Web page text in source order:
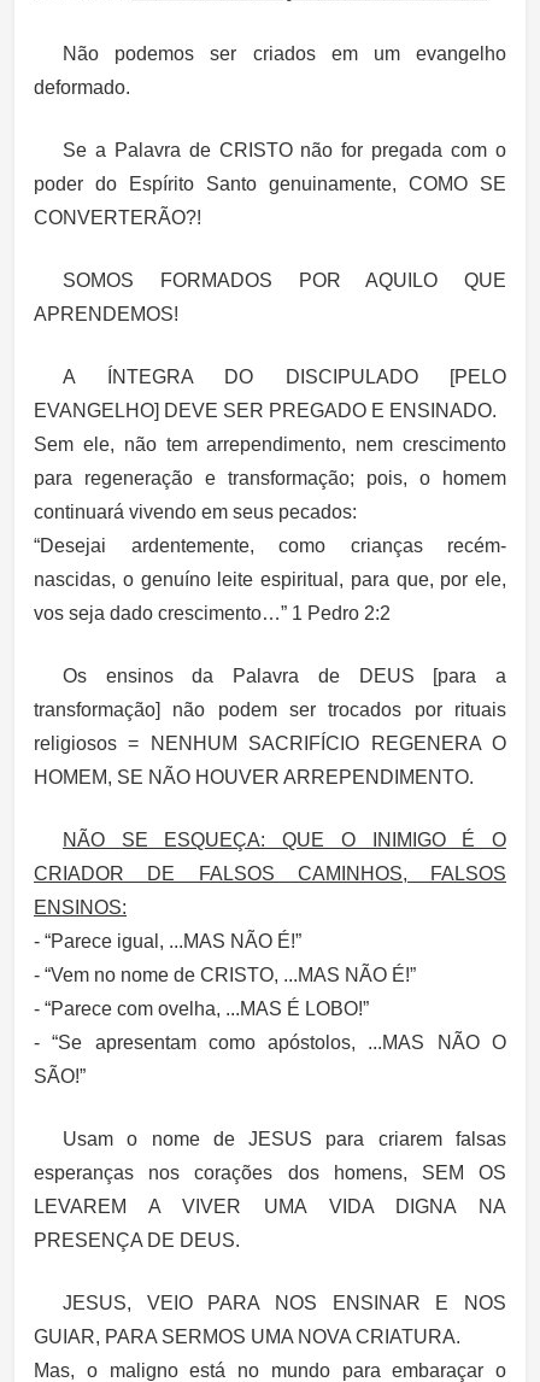
Não podemos ser criados em um evangelho
deformado.
Se a Palavra de CRISTO não for pregada com o
poder do Espírito Santo genuinamente, COMO SE
CONVERTERÃO?!
SOMOS FORMADOS POR AQUILO QUE
APRENDEMOS!
A ÍNTEGRA DO DISCIPULADO [PELO
EVANGELHO] DEVE SER PREGADO E ENSINADO.
Sem ele, não tem arrependimento, nem crescimento
para regeneração e transformação; pois, o homem
continuará vivendo em seus pecados:
“Desejai ardentemente, como crianças recém-
nascidas, o genuíno leite espiritual, para que, por ele,
vos seja dado crescimento…” 1 Pedro 2:2
Os ensinos da Palavra de DEUS [para a
transformação] não podem ser trocados por rituais
religiosos = NENHUM SACRIFÍCIO REGENERA O
HOMEM, SE NÃO HOUVER ARREPENDIMENTO.
NÃO SE ESQUEÇA: QUE O INIMIGO É O
CRIADOR DE FALSOS CAMINHOS, FALSOS
ENSINOS:
- “Parece igual, ...MAS NÃO É!”
- “Vem no nome de CRISTO, ...MAS NÃO É!”
- “Parece com ovelha, ...MAS É LOBO!”
- “Se apresentam como apóstolos, ...MAS NÃO O
SÃO!”
Usam o nome de JESUS para criarem falsas
esperanças nos corações dos homens, SEM OS
LEVAREM A VIVER UMA VIDA DIGNA NA
PRESENÇA DE DEUS.
JESUS, VEIO PARA NOS ENSINAR E NOS
GUIAR, PARA SERMOS UMA NOVA CRIATURA.
Mas, o maligno está no mundo para embaraçar o